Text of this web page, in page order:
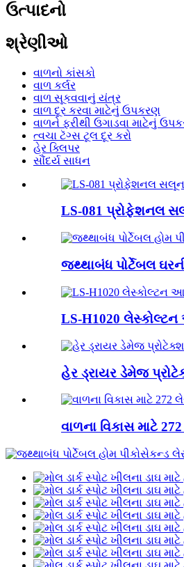
ઉત્પાદનો
શ્રેણીઓ
વાળનો કાંસકો
વાળ કર્લર
વાળ સૂકવવાનું યંત્ર
વાળ દૂર કરવા માટેનું ઉપકરણ
વાળને ફરીથી ઉગાડવા માટેનું
ત્વચા ટૅગ્સ ટૂલ દૂર કરો
હેર ક્લિપર
સૌંદર્ય સાધન
LS-081 પ્રોફેશનલ
જથ્થાબંધ પોર્ટેબલ
LS-H1020
હેર ડ્રાયર ડેમેજ
વાળના વિકાસ માટે